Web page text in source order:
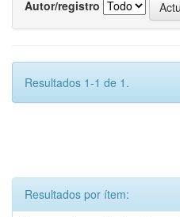
Autor/registro
Resultados 1-1 de 1.
Resultados por ítem: